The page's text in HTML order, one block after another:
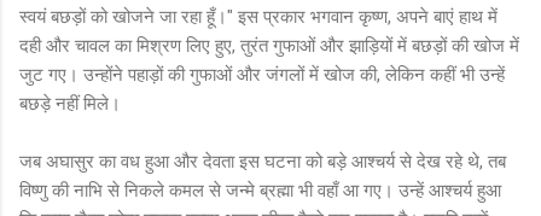
स्वयं बछड़ों को खोजने जा रहा हूँ।" इस प्रकार भगवान कृष्ण, अपने बाएं हाथ में
दही और चावल का मिश्रण लिए हुए, तुरंत गुफाओं और झाड़ियों में बछड़ों की खोज में
जुट गए। उन्होंने पहाड़ों की गुफाओं और जंगलों में खोज की, लेकिन कहीं भी उन्हें
बछड़े नहीं मिले।
जब अघासुर का वध हुआ और देवता इस घटना को बड़े आश्चर्य से देख रहे थे, तब
विष्णु की नाभि से निकले कमल से जन्मे ब्रह्मा भी वहाँ आ गए। उन्हें आश्चर्य हुआ